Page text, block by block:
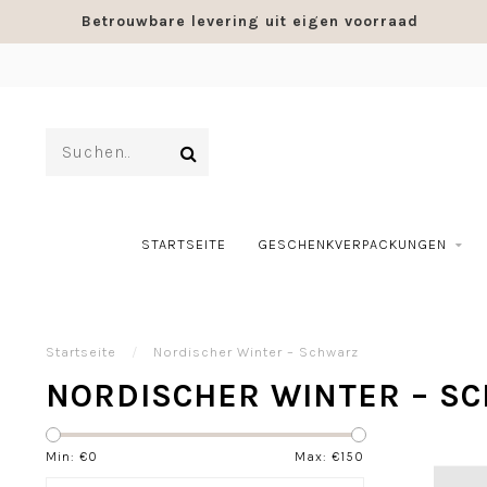
Betrouwbare levering uit eigen voorraad
STARTSEITE GESCHENKVERPACKUNGEN
Startseite / Nordischer Winter – Schwarz
NORDISCHER WINTER –
Min: €0 Max: €150